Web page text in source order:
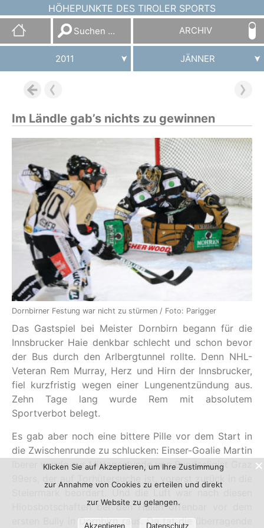
HÖHEPUNKTE DES TIROLER SPORTS
Suchen
nach:
ARCHIV
2011 JÄNNER
Im Ländle gab’s nichts zu gewinnen
Dornbirner Festung war nicht zu stürmen / Foto: Parigger
Das Gastspiel bei Meister Dornbirn begann für die
Innsbrucker Haie denkbar schlecht und schon bevor
der Bus durch den Arlbergtunnel rollte. Denn NHL-
Veteran Rem Murray, Herz und Hirn der Innsbrucker,
fiel kurzfristig wegen einer Lungenentzündung aus.
Zehn Tage lang wurde Rem mit absolutem
Sportverbot belegt.
Es gab aber noch eine bittere Pille vor dem Start in
die Zwischenrunde zu schlucken: Einser-Goalie Martin
Iberer wurde zur Mittagsstunde von Bundesligist Graz
99ers, der auf Torhütersuche ist, vorerst zurück in die
Hiobsbotschaften bei den Haien offenbar vor dem
ersten Bully in Dornbirn raus. Da tat die überragende
Klicken Sie auf Akzeptieren, um Ihre Zustimmung
zur Annahme von Cookies zu erteilen und direkt
zur Website zu gelangen.
Akzeptieren Datenschutz